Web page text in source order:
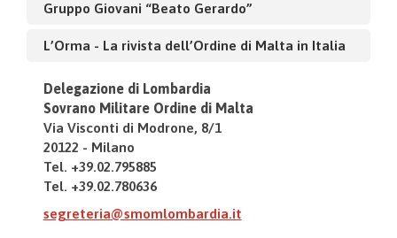
Gruppo Giovani “Beato Gerardo”
L’Orma - La rivista dell’Ordine di Malta in Italia
Delegazione di Lombardia
Sovrano Militare Ordine di Malta
Via Visconti di Modrone, 8/1
20122 - Milano
Tel. +39.02.795885
Tel. +39.02.780636
segreteria@smomlombardia.it